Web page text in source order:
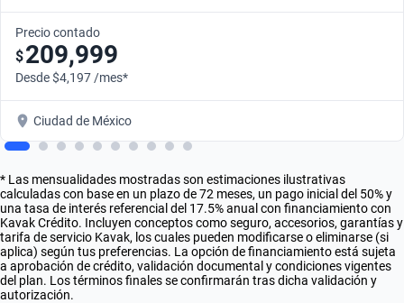
Precio contado
$209,999
Desde $4,197 /mes*
Ciudad de México
* Las mensualidades mostradas son estimaciones ilustrativas
calculadas con base en un plazo de 72 meses, un pago inicial del 50% y
una tasa de interés referencial del 17.5% anual con financiamiento con
Kavak Crédito. Incluyen conceptos como seguro, accesorios, garantías y
tarifa de servicio Kavak, los cuales pueden modificarse o eliminarse (si
aplica) según tus preferencias. La opción de financiamiento está sujeta
a aprobación de crédito, validación documental y condiciones vigentes
del plan. Los términos finales se confirmarán tras dicha validación y
autorización.